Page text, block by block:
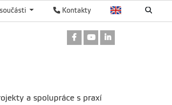
Kontakty
Odkaz na Facebook
Odkaz na Youtube
a spolupráce s praxí